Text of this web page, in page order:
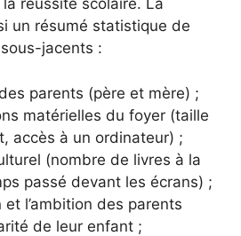
réussite scolaire. La
un résumé statistique de
jacents :
parents (père et mère) ;
matérielles du foyer (taille
accès à un ordinateur) ;
(nombre de livres à la
passé devant les écrans) ;
et l’ambition des parents
de leur enfant ;